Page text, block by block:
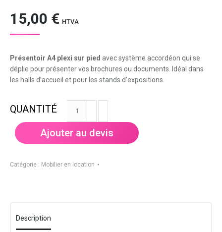
15,00 € HTVA
Présentoir A4 plexi sur pied avec système accordéon qui se
déplie pour présenter vos brochures ou documents. Idéal dans
les halls d’accueil et pour les stands d’expositions.
A4
Ajouter au devis
Catégorie : Mobilier en location
Description